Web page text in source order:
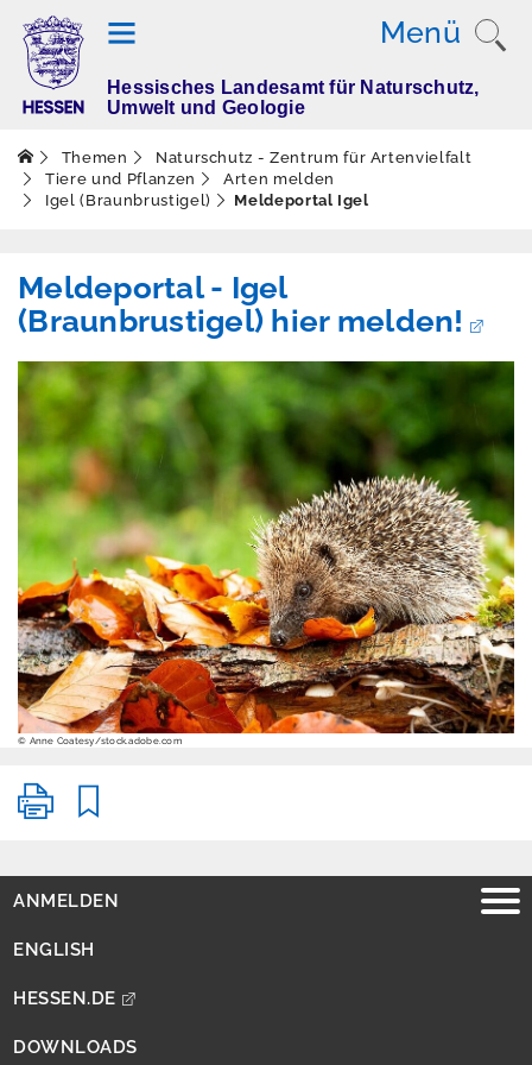
Menü
T
e
m
e
Altlasten
Boden
Elektromagnetisch
e Felder / Licht
Erschütterungen
Geografische
Informationssystem
e
Geologie
Klimawandel und
Anpassung
Lärm
Indikatoren
Naturschutz -
Artenvielfalt
Hessisches Landesamt für Naturschutz,
Umwelt und Geologie
Themen
Naturschutz - Zentrum für Artenvielfalt
Tiere und Pflanzen
Arten melden
Igel (Braunbrustigel)
Meldeportal Igel
Meldeportal - Igel
(Braunbrustigel) hier melden!
© Anne Coatesy/stock.adobe.com
ANMELDEN
ENGLISH
HESSEN.DE
DOWNLOADS